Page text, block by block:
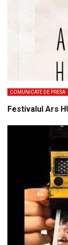
COMUNICATE DE PRESA
Festivalul Ars